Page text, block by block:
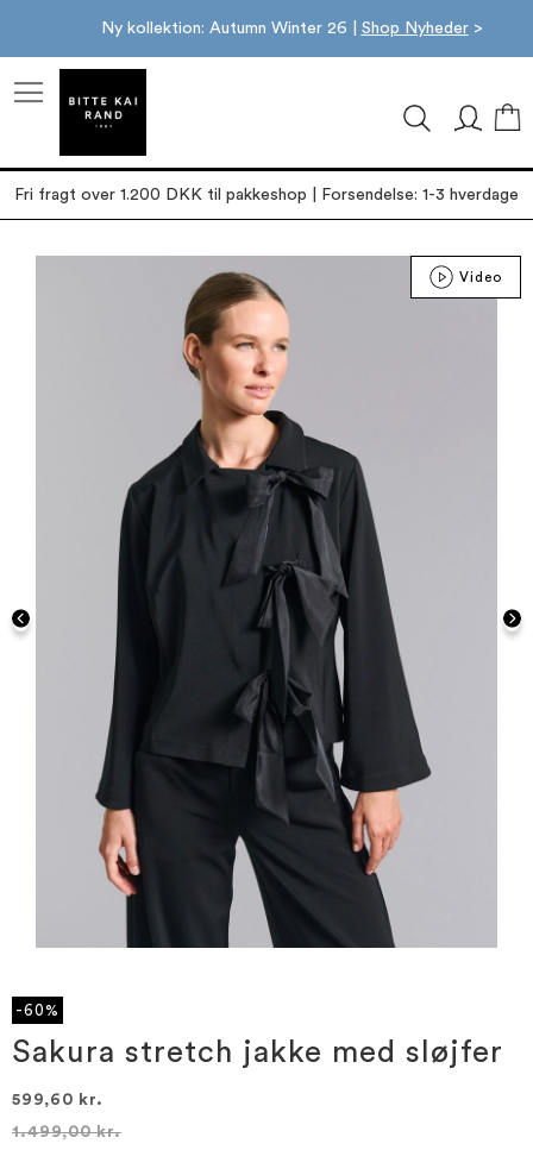
Ny kollektion: Autumn Winter 26 | Shop Nyheder>
Fri fragt over 1.200 DKK til pakkeshop | Forsendelse: 1-3 hverdage
Video
starten
af
billedgalleriet
-60%
Sakura stretch jakke med sløjfer
599,60 kr.
1.499,00 kr.